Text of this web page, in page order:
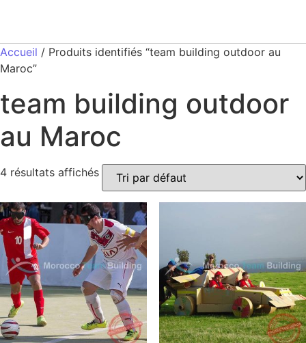
Accueil / Produits identifiés “team building outdoor au
Maroc”
team building outdoor
au Maroc
4 résultats affichés